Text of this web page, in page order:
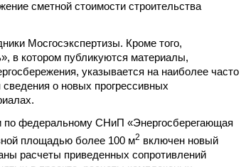
сметной стоимости строительства
Мосгосэкспертизы. Кроме того,
в котором публикуются материалы,
указывается на наиболее часто
о новых прогрессивных
по федеральному СНиП «Энергосберегающая
площадью более 100 м2 включен новый
расчеты приведенных сопротивлений